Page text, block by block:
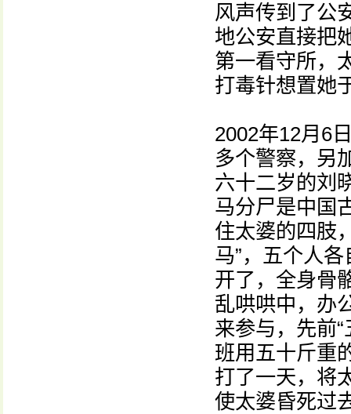
风声传到了公
地公安直接把
第一看守所，
打毒针想置她
2002年12月6
多个警察，另
六十二岁的刘
马分尸是中国
住太婆的四肢
马”，五个人
开了，全身骨
乱哄哄中，办
来参与，先前
班用五十斤重
打了一天，将
使太婆昏死